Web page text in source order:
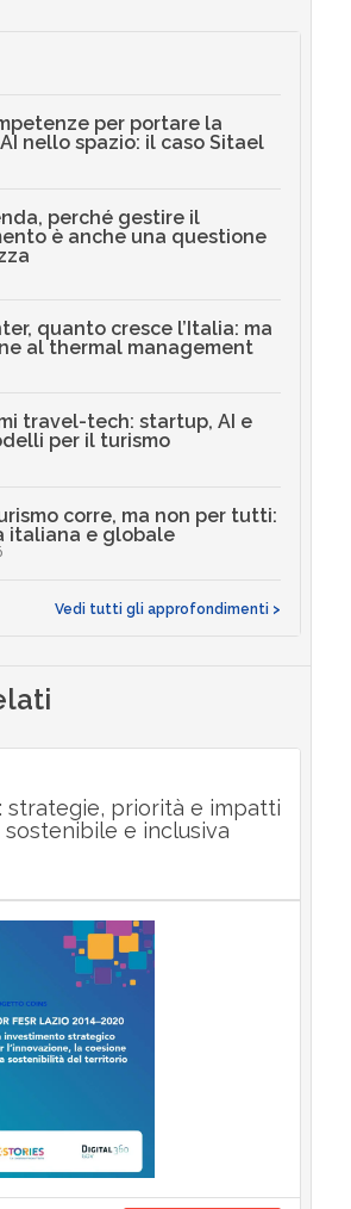
per portare la
nello spazio: il caso Sitael
perché gestire il
è anche una questione
quanto cresce l’Italia: ma
al thermal management
travel-tech: startup, AI e
per il turismo
corre, ma non per tutti:
italiana e globale
Vedi tutti gli approfondimenti >
strategie, priorità e impatti
e inclusiva